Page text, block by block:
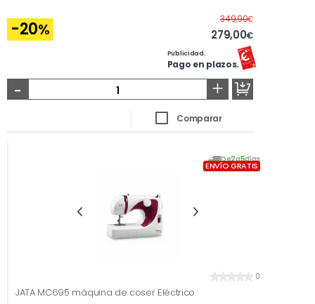
-20%
349,90€Antes
279,00€
Publicidad.
Pago en plazos.
- +
Comparar
De2a5días
ENVÍO GRATIS
0
JATA MC695 máquina de coser Eléctrico